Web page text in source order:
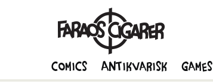
Comics Antikvarisk Games